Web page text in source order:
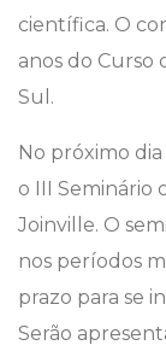
científica. O
anos do Curso
Sul.
No próximo
o III Seminário
Joinville. O
nos períodos
prazo para se
Serão